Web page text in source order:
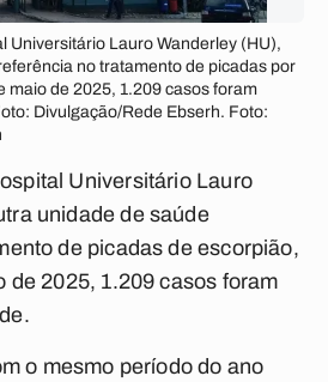
Universitário Lauro Wanderley (HU),
no tratamento de picadas por
maio de 2025, 1.209 casos foram
Divulgação/Rede Ebserh. Foto:
Universitário Lauro
unidade de saúde
de picadas de escorpião,
de 2025, 1.209 casos foram
o mesmo período do ano